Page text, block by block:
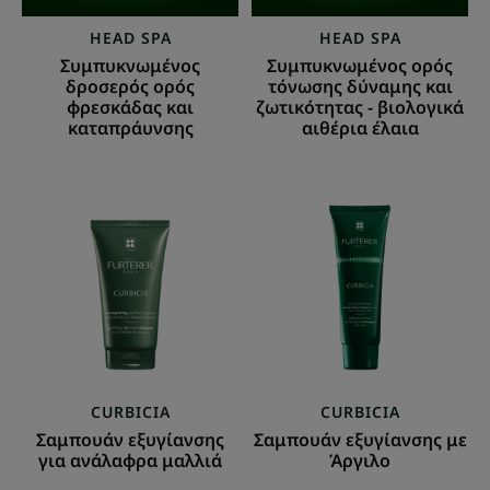
HEAD SPA
Συμπυκνωμένος
δροσερός ορός
φρεσκάδας και
καταπράυνσης
αιθέρια
έλαια
HEAD SPA
Συμπυκνωμένος ορός
τόνωσης δύναμης και
ζωτικότητας - βιολογικά
αιθέρια έλαια
για
ανάλαφρα
μαλλιά
CURBICIA
Σαμπουάν εξυγίανσης
για ανάλαφρα μαλλιά
εξυγίανσης
με
Άργιλο
CURBICIA
Σαμπουάν εξυγίανσης με
Άργιλο